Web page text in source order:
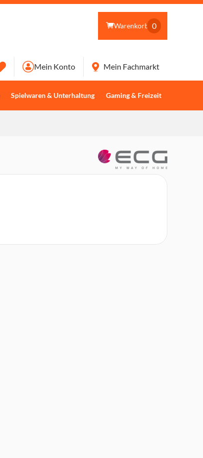
Warenkorb 0
Spielwaren & Unterhaltung Gaming & Freizeit
Mein Konto Mein Fachmarkt